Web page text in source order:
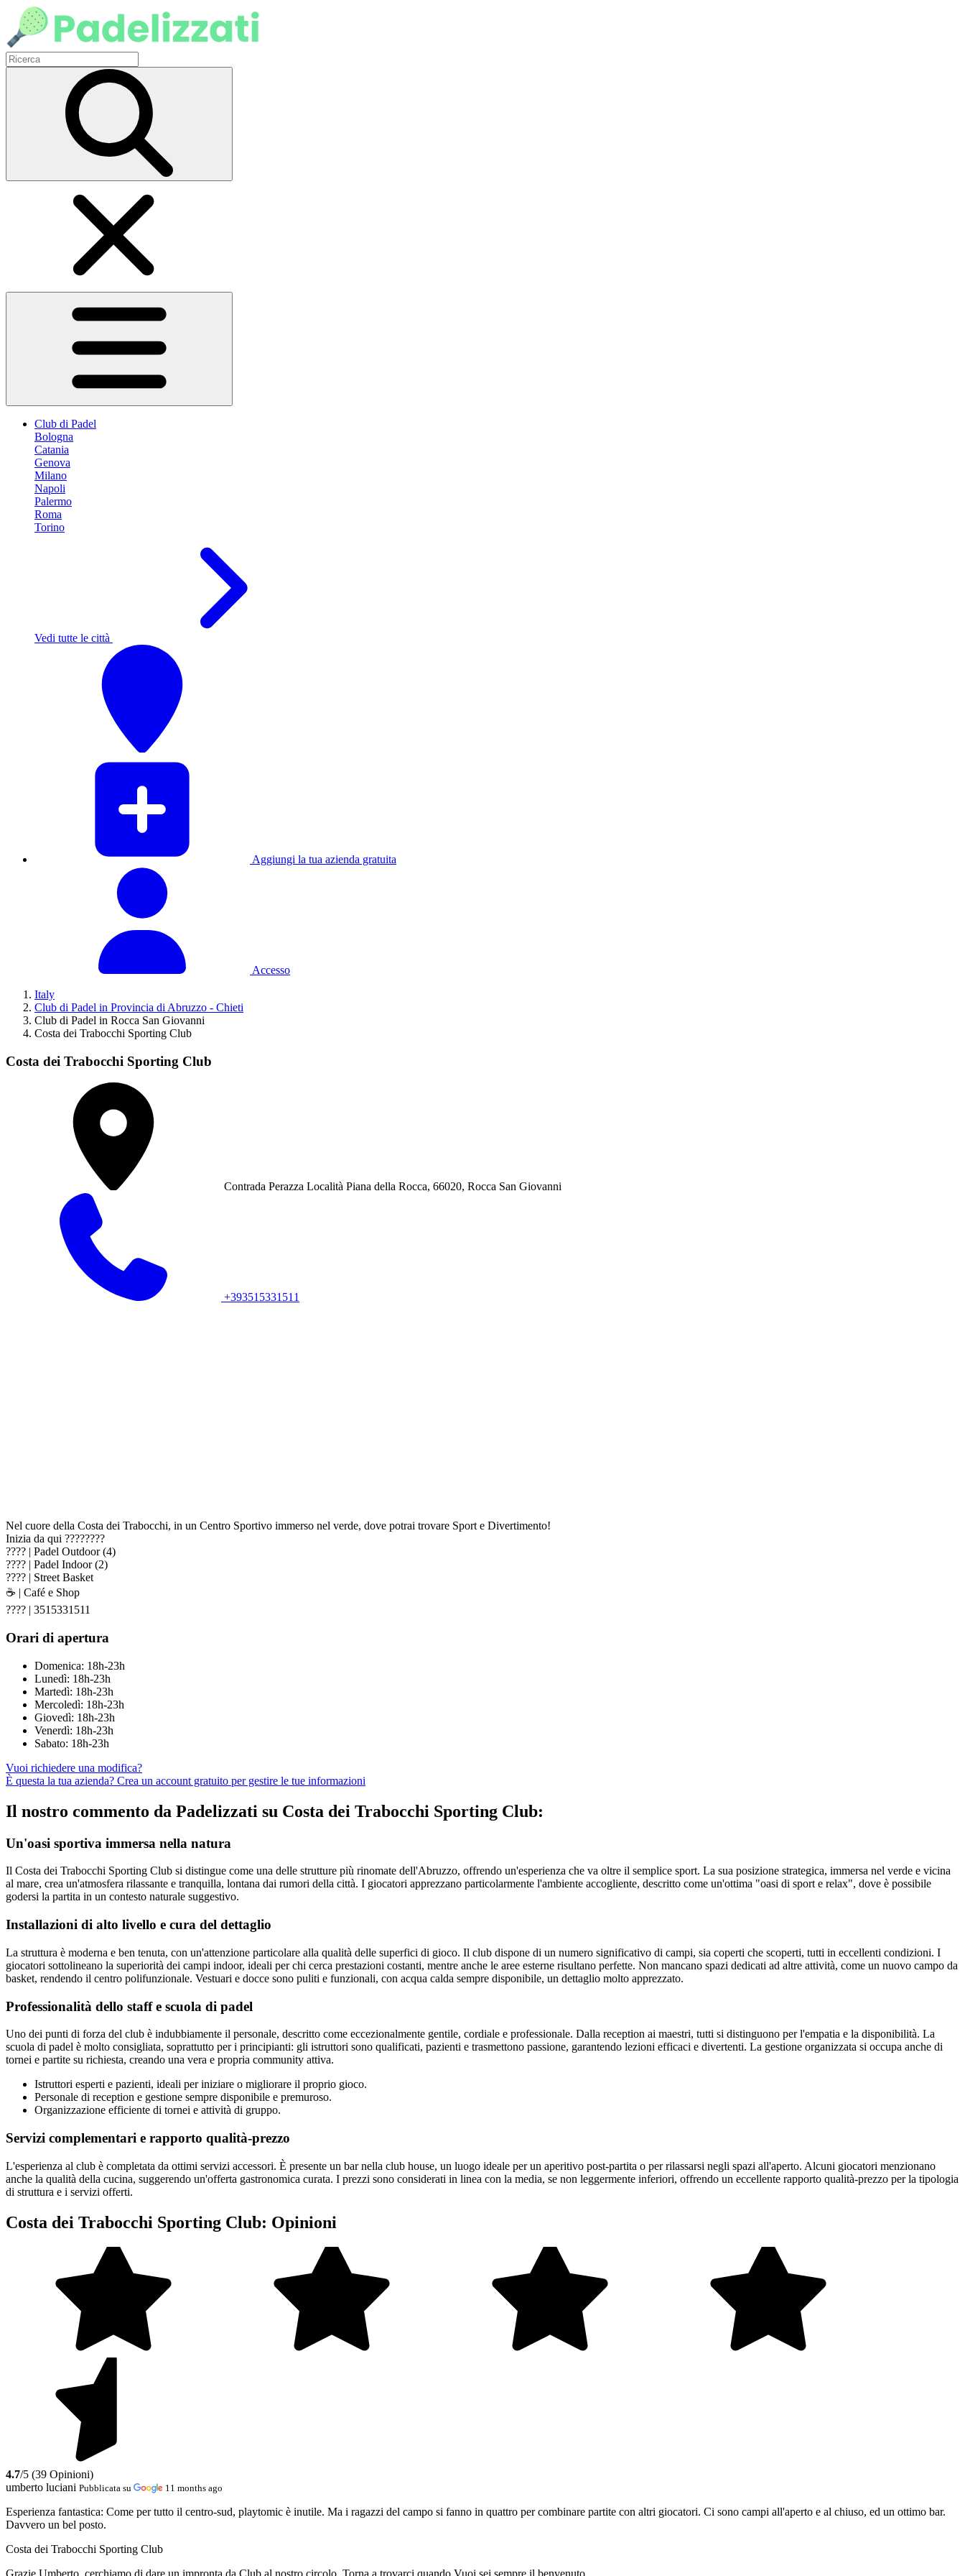
Club di Padel
Bologna
Catania
Genova
Milano
Napoli
Palermo
Roma
Torino
Vedi tutte le città
Aggiungi la tua azienda gratuita
Accesso
Italy
Club di Padel in Provincia di Abruzzo - Chieti
Club di Padel in Rocca San Giovanni
Costa dei Trabocchi Sporting Club
Costa dei Trabocchi Sporting Club
Contrada Perazza Località Piana della Rocca, 66020, Rocca San Giovanni
+393515331511
Nel cuore della Costa dei Trabocchi, in un Centro Sportivo immerso nel verde, dove potrai trovare Sport e Divertimento!
Inizia da qui ????????
???? | Padel Outdoor (4)
???? | Padel Indoor (2)
???? | Street Basket
☕️ | Café e Shop
???? | 3515331511
Orari di apertura
Domenica: 18h-23h
Lunedì: 18h-23h
Martedì: 18h-23h
Mercoledì: 18h-23h
Giovedì: 18h-23h
Venerdì: 18h-23h
Sabato: 18h-23h
Vuoi richiedere una modifica?
È questa la tua azienda? Crea un account gratuito per gestire le tue informazioni
Il nostro commento da Padelizzati su Costa dei Trabocchi Sporting Club:
Un'oasi sportiva immersa nella natura
Il Costa dei Trabocchi Sporting Club si distingue come una delle strutture più rinomate dell'Abruzzo, offrendo un'esperienza che va oltre il semplice sport. La sua posizione strategica, immersa nel verde e vicina
al mare, crea un'atmosfera rilassante e tranquilla, lontana dai rumori della città. I giocatori apprezzano particolarmente l'ambiente accogliente, descritto come un'ottima "oasi di sport e relax", dove è possibile
godersi la partita in un contesto naturale suggestivo.
Installazioni di alto livello e cura del dettaglio
La struttura è moderna e ben tenuta, con un'attenzione particolare alla qualità delle superfici di gioco. Il club dispone di un numero significativo di campi, sia coperti che scoperti, tutti in eccellenti condizioni. I
giocatori sottolineano la superiorità dei campi indoor, ideali per chi cerca prestazioni costanti, mentre anche le aree esterne risultano perfette. Non mancano spazi dedicati ad altre attività, come un nuovo campo da
basket, rendendo il centro polifunzionale. Vestuari e docce sono puliti e funzionali, con acqua calda sempre disponibile, un dettaglio molto apprezzato.
Professionalità dello staff e scuola di padel
Uno dei punti di forza del club è indubbiamente il personale, descritto come eccezionalmente gentile, cordiale e professionale. Dalla reception ai maestri, tutti si distinguono per l'empatia e la disponibilità. La
scuola di padel è molto consigliata, soprattutto per i principianti: gli istruttori sono qualificati, pazienti e trasmettono passione, garantendo lezioni efficaci e divertenti. La gestione organizzata si occupa anche di
tornei e partite su richiesta, creando una vera e propria community attiva.
Istruttori esperti e pazienti, ideali per iniziare o migliorare il proprio gioco.
Personale di reception e gestione sempre disponibile e premuroso.
Organizzazione efficiente di tornei e attività di gruppo.
Servizi complementari e rapporto qualità-prezzo
L'esperienza al club è completata da ottimi servizi accessori. È presente un bar nella club house, un luogo ideale per un aperitivo post-partita o per rilassarsi negli spazi all'aperto. Alcuni giocatori menzionano
anche la qualità della cucina, suggerendo un'offerta gastronomica curata. I prezzi sono considerati in linea con la media, se non leggermente inferiori, offrendo un eccellente rapporto qualità-prezzo per la tipologia
di struttura e i servizi offerti.
Costa dei Trabocchi Sporting Club: Opinioni
4.7/5 (39 Opinioni)
umberto luciani Pubblicata su 11 months ago
Esperienza fantastica: Come per tutto il centro-sud, playtomic è inutile. Ma i ragazzi del campo si fanno in quattro per combinare partite con altri giocatori. Ci sono campi all'aperto e al chiuso, ed un ottimo bar.
Davvero un bel posto.
Costa dei Trabocchi Sporting Club
Grazie Umberto, cerchiamo di dare un impronta da Club al nostro circolo. Torna a trovarci quando Vuoi sei sempre il benvenuto